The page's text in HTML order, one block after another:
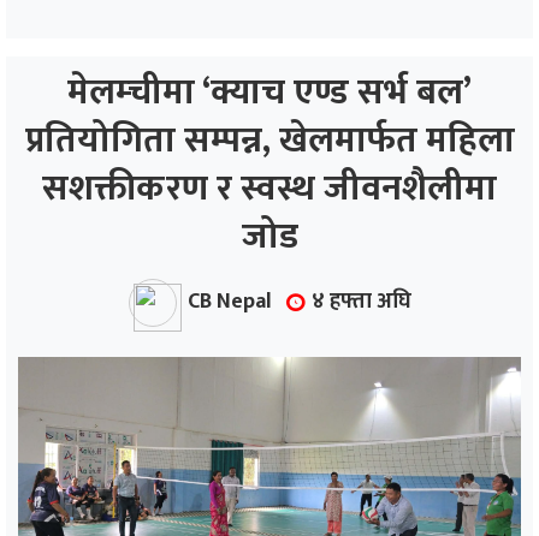
मेलम्चीमा ‘क्याच एण्ड सर्भ बल’
प्रतियोगिता सम्पन्न, खेलमार्फत महिला
सशक्तीकरण र स्वस्थ जीवनशैलीमा
जोड
CB Nepal ४ हफ्ता अघि